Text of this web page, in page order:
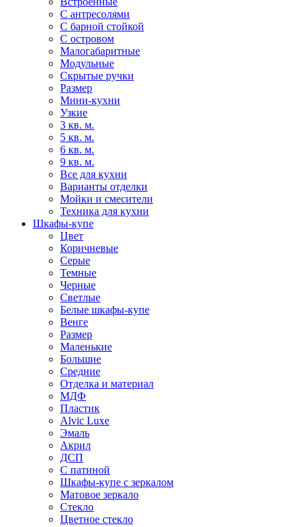
С антресолями
С барной стойкой
С островом
Малогабаритные
Модульные
Скрытые ручки
Размер
Мини-кухни
Узкие
3 кв. м.
5 кв. м.
6 кв. м.
9 кв. м.
Все для кухни
Варианты отделки
Мойки и смесители
Техника для кухни
Шкафы-купе
Цвет
Коричневые
Серые
Темные
Черные
Светлые
Белые шкафы-купе
Венге
Размер
Маленькие
Большие
Средние
Отделка и материал
МДФ
Пластик
Alvic Luxe
Эмаль
Акрил
ДСП
С патиной
Шкафы-купе с зеркалом
Матовое зеркало
Стекло
Цветное стекло